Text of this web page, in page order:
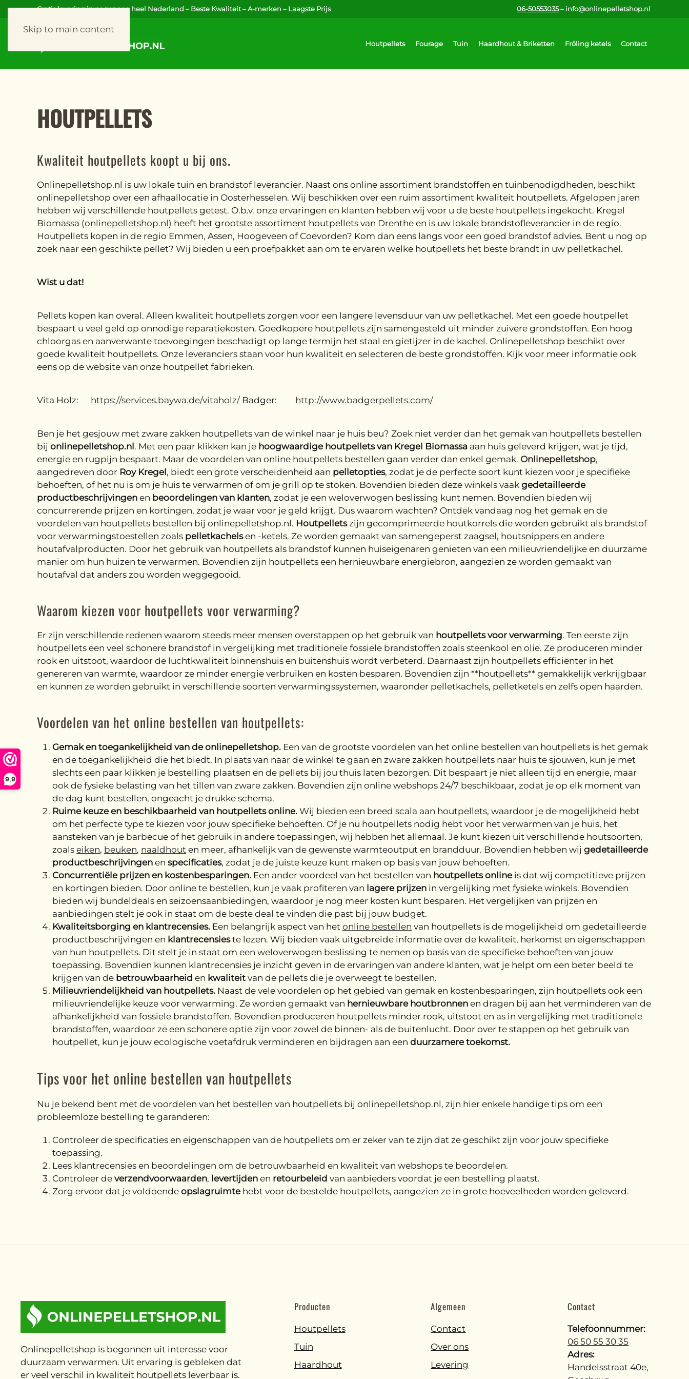
9,9
Skip to main content
Gratis levering in nagenoeg heel Nederland – Beste Kwaliteit – A-merken – Laagste Prijs 06-50553035– info@onlinepelletshop.nl
Houtpellets Fourage Tuin Haardhout & Briketten Fröling ketels Contact
HOUTPELLETS
Kwaliteit houtpellets koopt u bij ons.
Onlinepelletshop.nl is uw lokale tuin en brandstof leverancier. Naast ons online assortiment brandstoffen en tuinbenodigdheden, beschikt
onlinepelletshop over een afhaallocatie in Oosterhesselen. Wij beschikken over een ruim assortiment kwaliteit houtpellets. Afgelopen jaren
hebben wij verschillende houtpellets getest. O.b.v. onze ervaringen en klanten hebben wij voor u de beste houtpellets ingekocht. Kregel
Biomassa (onlinepelletshop.nl) heeft het grootste assortiment houtpellets van Drenthe en is uw lokale brandstofleverancier in de regio.
Houtpellets kopen in de regio Emmen, Assen, Hoogeveen of Coevorden? Kom dan eens langs voor een goed brandstof advies. Bent u nog op
zoek naar een geschikte pellet? Wij bieden u een proefpakket aan om te ervaren welke houtpellets het beste brandt in uw pelletkachel.
Wist u dat!
Pellets kopen kan overal. Alleen kwaliteit houtpellets zorgen voor een langere levensduur van uw pelletkachel. Met een goede houtpellet
bespaart u veel geld op onnodige reparatiekosten. Goedkopere houtpellets zijn samengesteld uit minder zuivere grondstoffen. Een hoog
chloorgas en aanverwante toevoegingen beschadigt op lange termijn het staal en gietijzer in de kachel. Onlinepelletshop beschikt over
goede kwaliteit houtpellets. Onze leveranciers staan voor hun kwaliteit en selecteren de beste grondstoffen. Kijk voor meer informatie ook
eens op de website van onze houtpellet fabrieken.
Vita Holz: https://services.baywa.de/vitaholz/ Badger: http://www.badgerpellets.com/
Ben je het gesjouw met zware zakken houtpellets van de winkel naar je huis beu? Zoek niet verder dan het gemak van houtpellets bestellen
bij onlinepelletshop.nl . Met een paar klikken kan je hoogwaardige houtpellets van Kregel Biomassa aan huis geleverd krijgen, wat je tijd,
energie en rugpijn bespaart. Maar de voordelen van online houtpellets bestellen gaan verder dan enkel gemak. Onlinepelletshop,
aangedreven door Roy Kregel , biedt een grote verscheidenheid aan pelletopties, zodat je de perfecte soort kunt kiezen voor je specifieke
behoeften, of het nu is om je huis te verwarmen of om je grill op te stoken. Bovendien bieden deze winkels vaak gedetailleerde
productbeschrijvingen en beoordelingen van klanten, zodat je een weloverwogen beslissing kunt nemen. Bovendien bieden wij
concurrerende prijzen en kortingen, zodat je waar voor je geld krijgt. Dus waarom wachten? Ontdek vandaag nog het gemak en de
voordelen van houtpellets bestellen bij onlinepelletshop.nl. Houtpelletszijn gecomprimeerde houtkorrels die worden gebruikt als brandstof
voor verwarmingstoestellen zoals pelletkachelsen -ketels. Ze worden gemaakt van samengeperst zaagsel, houtsnippers en andere
houtafvalproducten. Door het gebruik van houtpellets als brandstof kunnen huiseigenaren genieten van een milieuvriendelijke en duurzame
manier om hun huizen te verwarmen. Bovendien zijn houtpellets een hernieuwbare energiebron, aangezien ze worden gemaakt van
houtafval dat anders zou worden weggegooid.
Waarom kiezen voor houtpellets voor verwarming?
Er zijn verschillende redenen waarom steeds meer mensen overstappen op het gebruik van houtpellets voor verwarming. Ten eerste zijn
houtpellets een veel schonere brandstof in vergelijking met traditionele fossiele brandstoffen zoals steenkool en olie. Ze produceren minder
rook en uitstoot, waardoor de luchtkwaliteit binnenshuis en buitenshuis wordt verbeterd. Daarnaast zijn houtpellets efficiënter in het
genereren van warmte, waardoor ze minder energie verbruiken en kosten besparen. Bovendien zijn **houtpellets** gemakkelijk verkrijgbaar
en kunnen ze worden gebruikt in verschillende soorten verwarmingssystemen, waaronder pelletkachels, pelletketels en zelfs open haarden.
Voordelen van het online bestellen van houtpellets:
Gemak en toegankelijkheid van de onlinepelletshop. Een van de grootste voordelen van het online bestellen van houtpellets is het gemak
en de toegankelijkheid die het biedt. In plaats van naar de winkel te gaan en zware zakken houtpellets naar huis te sjouwen, kun je met
slechts een paar klikken je bestelling plaatsen en de pellets bij jou thuis laten bezorgen. Dit bespaart je niet alleen tijd en energie, maar
ook de fysieke belasting van het tillen van zware zakken. Bovendien zijn online webshops 24/7 beschikbaar, zodat je op elk moment van
de dag kunt bestellen, ongeacht je drukke schema.
Ruime keuze en beschikbaarheid van houtpellets online. Wij bieden een breed scala aan houtpellets, waardoor je de mogelijkheid hebt
om het perfecte type te kiezen voor jouw specifieke behoeften. Of je nu houtpellets nodig hebt voor het verwarmen van je huis, het
aansteken van je barbecue of het gebruik in andere toepassingen, wij hebben het allemaal. Je kunt kiezen uit verschillende houtsoorten,
zoals eiken, beuken, naaldhout en meer, afhankelijk van de gewenste warmteoutput en brandduur. Bovendien hebben wij gedetailleerde
productbeschrijvingen en specificaties, zodat je de juiste keuze kunt maken op basis van jouw behoeften.
Concurrentiële prijzen en kostenbesparingen. Een ander voordeel van het bestellen van houtpellets onlineis dat wij competitieve prijzen
en kortingen bieden. Door online te bestellen, kun je vaak profiteren van lagere prijzen in vergelijking met fysieke winkels. Bovendien
bieden wij bundeldeals en seizoensaanbiedingen, waardoor je nog meer kosten kunt besparen. Het vergelijken van prijzen en
aanbiedingen stelt je ook in staat om de beste deal te vinden die past bij jouw budget.
Kwaliteitsborging en klantrecensies. Een belangrijk aspect van het online bestellen van houtpellets is de mogelijkheid om gedetailleerde
productbeschrijvingen en klantrecensieste lezen. Wij bieden vaak uitgebreide informatie over de kwaliteit, herkomst en eigenschappen
van hun houtpellets. Dit stelt je in staat om een weloverwogen beslissing te nemen op basis van de specifieke behoeften van jouw
toepassing. Bovendien kunnen klantrecensies je inzicht geven in de ervaringen van andere klanten, wat je helpt om een beter beeld te
krijgen van de betrouwbaarheid en kwaliteit van de pellets die je overweegt te bestellen.
Milieuvriendelijkheid van houtpellets. Naast de vele voordelen op het gebied van gemak en kostenbesparingen, zijn houtpellets ook een
milieuvriendelijke keuze voor verwarming. Ze worden gemaakt van hernieuwbare houtbronnen en dragen bij aan het verminderen van de
afhankelijkheid van fossiele brandstoffen. Bovendien produceren houtpellets minder rook, uitstoot en as in vergelijking met traditionele
brandstoffen, waardoor ze een schonere optie zijn voor zowel de binnen- als de buitenlucht. Door over te stappen op het gebruik van
houtpellet, kun je jouw ecologische voetafdruk verminderen en bijdragen aan een duurzamere toekomst.
Tips voor het online bestellen van houtpellets
Nu je bekend bent met de voordelen van het bestellen van houtpellets bij onlinepelletshop.nl, zijn hier enkele handige tips om een
probleemloze bestelling te garanderen:
Controleer de specificaties en eigenschappen van de houtpellets om er zeker van te zijn dat ze geschikt zijn voor jouw specifieke
toepassing.
Lees klantrecensies en beoordelingen om de betrouwbaarheid en kwaliteit van webshops te beoordelen.
Controleer de verzendvoorwaarden, levertijden en retourbeleid van aanbieders voordat je een bestelling plaatst.
Zorg ervoor dat je voldoende opslagruimtehebt voor de bestelde houtpellets, aangezien ze in grote hoeveelheden worden geleverd.
Onlinepelletshop is begonnen uit interesse voor
duurzaam verwarmen. Uit ervaring is gebleken dat
er veel verschil in kwaliteit houtpellets leverbaar is.
Producten
Houtpellets
Tuin
Haardhout
Algemeen
Contact
Over ons
Levering
Contact
Telefoonnummer:
06 50 55 30 35
Adres:
Handelsstraat 40e,